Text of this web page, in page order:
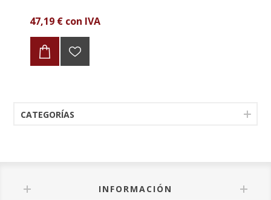
47,19 € con IVA
CATEGORÍAS
INFORMACIÓN